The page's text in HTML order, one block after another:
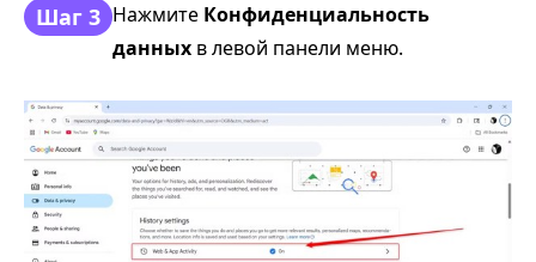
Шаг 3 Нажмите Конфиденциальность
данных в левой панели меню.